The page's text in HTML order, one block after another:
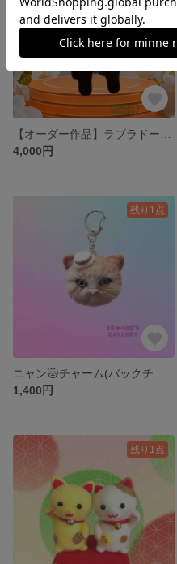
4,000円
残り1点
1,400円
残り1点